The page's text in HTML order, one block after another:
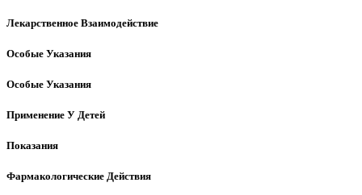
Лекарственное Взаимодействие
Особые Указания
Особые Указания
Применение У Детей
Показания
Фармакологические Действия